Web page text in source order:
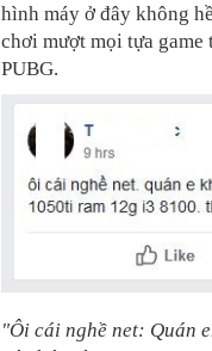
hình máy ở đây không
chơi mượt mọi tựa
PUBG.
"Ôi cái nghề net: Quán